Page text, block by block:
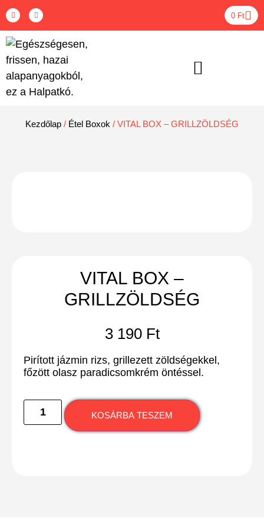
0 Ft
Kezdőlap / Étel Boxok / VITAL BOX – GRILLZÖLDSÉG
VITAL BOX –
GRILLZÖLDSÉG
3 190 Ft
Pirított jázmin rizs, grillezett zöldségekkel,
főzött olasz paradicsomkrém öntéssel.
KOSÁRBA TESZEM